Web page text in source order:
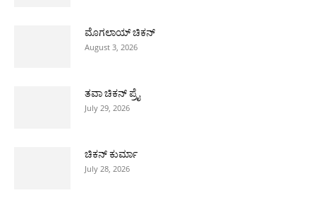
ಮೊಗಲಾಯ್ ಚಿಕನ್
August 3, 2026
ತವಾ ಚಿಕನ್ ಪ್ರೈ
July 29, 2026
ಚಿಕನ್ ಕುರ್ಮಾ
July 28, 2026